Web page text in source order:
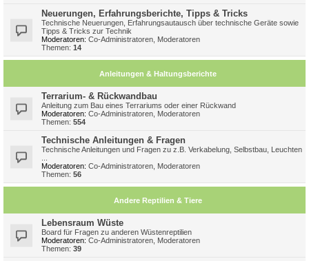
Neuerungen, Erfahrungsberichte, Tipps & Tricks
Technische Neuerungen, Erfahrungsautausch über technische Geräte sowie
Tipps & Tricks zur Technik
Moderatoren: Co-Administratoren Moderatoren
Themen: 14
Anleitungen & Haltungsberichte
Terrarium- & Rückwandbau
Anleitung zum Bau eines Terrariums oder einer Rückwand
Moderatoren: Co-Administratoren Moderatoren
Themen: 554
Technische Anleitungen & Fragen
Technische Anleitungen und Fragen zu z.B. Verkabelung, Selbstbau, Leuchten
Moderatoren: Co-Administratoren Moderatoren
Themen: 56
Andere Reptilien & Tiere
Lebensraum Wüste
Board für Fragen zu anderen Wüstenreptilien
Moderatoren: Co-Administratoren Moderatoren
Themen: 39